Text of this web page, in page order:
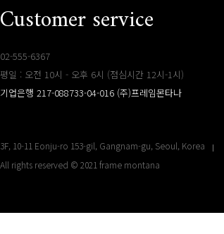
Customer service
02-555-6367
평일 : 오전 10시 - 오후 6시 (점심시간 12시-1시)
기업은행 217-088733-04-016 (주)프레임몬타나
3F, 10-11 Eonju-ro 153-gil, Gangnam-gu, Seoul, Korea
All rights reserved © 2021 frame montana